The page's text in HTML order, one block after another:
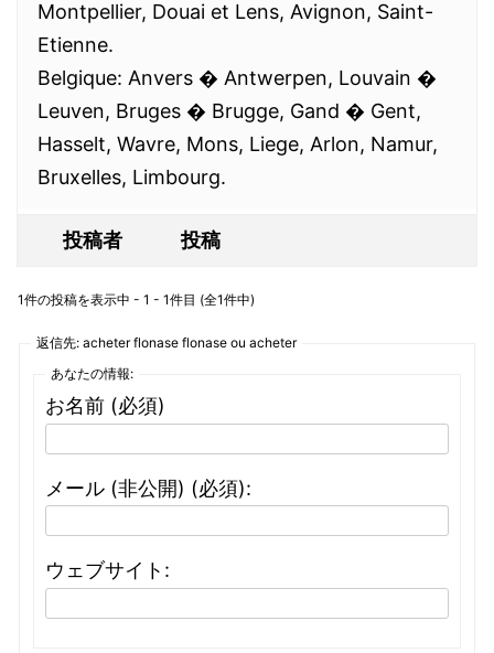
Montpellier, Douai et Lens, Avignon, Saint-
Etienne.
Belgique: Anvers � Antwerpen, Louvain �
Leuven, Bruges � Brugge, Gand � Gent,
Hasselt, Wavre, Mons, Liege, Arlon, Namur,
Bruxelles, Limbourg.
投稿者 投稿
1件の投稿を表示中 - 1 - 1件目 (全1件中)
返信先: acheter flonase flonase ou acheter
あなたの情報:
お名前 (必須)
メール (非公開) (必須):
ウェブサイト: